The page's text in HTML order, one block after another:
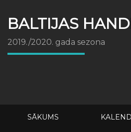
BALTIJAS
2019./2020. gada sezona
SĀKUMS